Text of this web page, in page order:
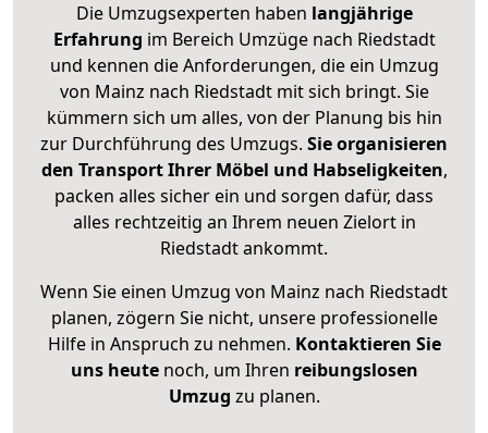
Die Umzugsexperten haben langjährige
Erfahrung im Bereich Umzüge nach Riedstadt
und kennen die Anforderungen, die ein Umzug
von Mainz nach Riedstadt mit sich bringt. Sie
kümmern sich um alles, von der Planung bis hin
zur Durchführung des Umzugs. Sie organisieren
den Transport Ihrer Möbel und Habseligkeiten,
packen alles sicher ein und sorgen dafür, dass
alles rechtzeitig an Ihrem neuen Zielort in
Riedstadt ankommt.
Wenn Sie einen Umzug von Mainz nach Riedstadt
planen, zögern Sie nicht, unsere professionelle
Hilfe in Anspruch zu nehmen. Kontaktieren Sie
uns heutenoch, um Ihren reibungslosen
Umzug zu planen.